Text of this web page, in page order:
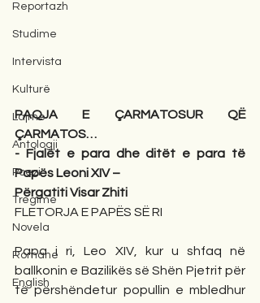
Reportazh
Studime
Intervista
Kulturë
Lajme
Antologji
Poezi
Tregime
Novela
Romane
English
PAQJA E ÇARMATOSUR QË
ÇARMATOS…
- Fjalët e para dhe ditët e para të
Papës Leoni XIV –
Përgatiti Visar Zhiti
FLETORJA E PAPËS SË RI
Papa i ri, Leo XIV, kur u shfaq në
ballkonin e Bazilikës së Shën Pjetrit për
të përshëndetur popullin e mbledhur